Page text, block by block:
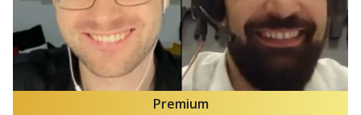
Premium